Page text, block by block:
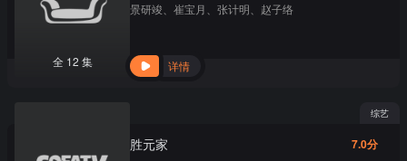
全 12 集
景研竣 、崔宝月 、张计明 赵子络
详情
综艺
胜元家 7.0分